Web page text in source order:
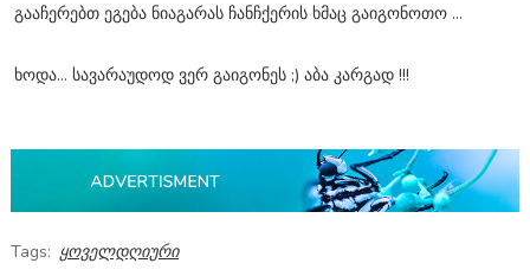
გააჩერებთ ეგება ნიაგარას ჩანჩქერის ხმაც გაიგონოთო ...
ხოდა... სავარაუდოდ ვერ გაიგონეს ;) აბა კარგად !!!
Tags: ყოველდღიური